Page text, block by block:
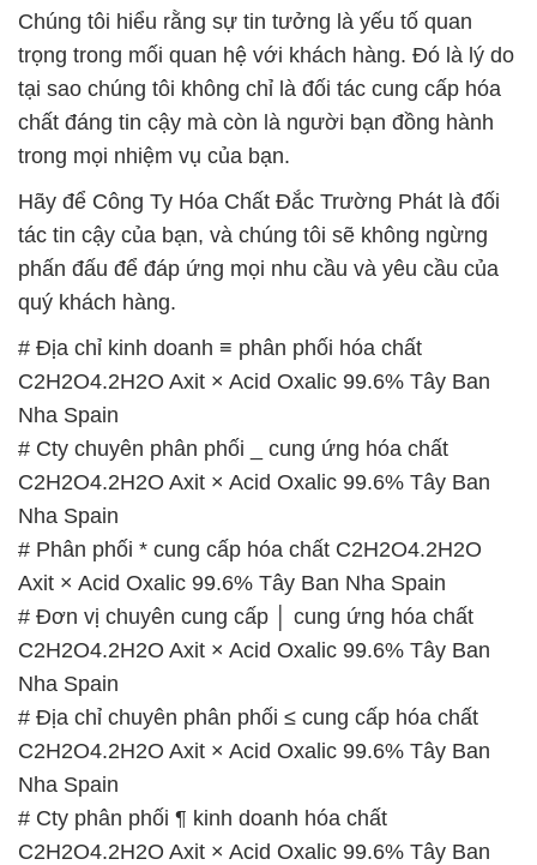
Chúng tôi hiểu rằng sự tin tưởng là yếu tố quan
trọng trong mối quan hệ với khách hàng. Đó là lý do
tại sao chúng tôi không chỉ là đối tác cung cấp hóa
chất đáng tin cậy mà còn là người bạn đồng hành
trong mọi nhiệm vụ của bạn.
Hãy để Công Ty Hóa Chất Đắc Trường Phát là đối
tác tin cậy của bạn, và chúng tôi sẽ không ngừng
phấn đấu để đáp ứng mọi nhu cầu và yêu cầu của
quý khách hàng.
# Địa chỉ kinh doanh ≡ phân phối hóa chất
C2H2O4.2H2O Axit × Acid Oxalic 99.6% Tây Ban
Nha Spain
# Cty chuyên phân phối _ cung ứng hóa chất
C2H2O4.2H2O Axit × Acid Oxalic 99.6% Tây Ban
Nha Spain
# Phân phối * cung cấp hóa chất C2H2O4.2H2O
Axit × Acid Oxalic 99.6% Tây Ban Nha Spain
# Đơn vị chuyên cung cấp │ cung ứng hóa chất
C2H2O4.2H2O Axit × Acid Oxalic 99.6% Tây Ban
Nha Spain
# Địa chỉ chuyên phân phối ≤ cung cấp hóa chất
C2H2O4.2H2O Axit × Acid Oxalic 99.6% Tây Ban
Nha Spain
# Cty phân phối ¶ kinh doanh hóa chất
C2H2O4.2H2O Axit × Acid Oxalic 99.6% Tây Ban